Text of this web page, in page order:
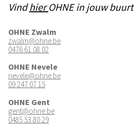
VindhierOHNE in jouw buurt
OHNE Zwalm
zwalm@ohne.be
0476 61 08 02
OHNE Nevele
nevele@ohne.be
09 247 07 15
OHNE Gent
gent@ohne.be
0485 53 80 29